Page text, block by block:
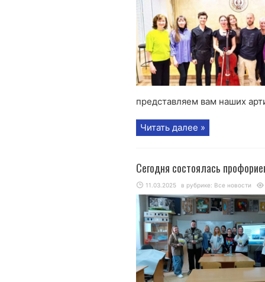
представляем вам наших
Читать далее »
Сегодня состоялась
11.03.2025 в рубрике: Все новости